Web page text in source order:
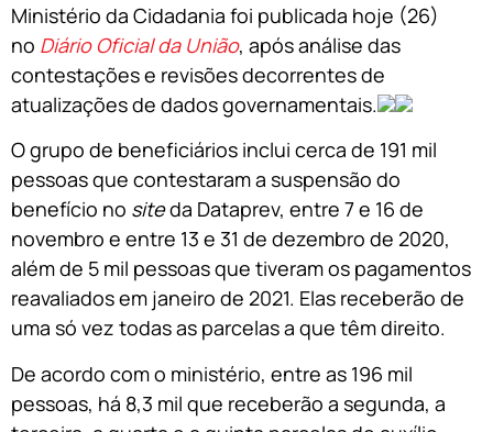
Ministério da Cidadania foi publicada hoje (26)
no Diário Oficial da União, após análise das
contestações e revisões decorrentes de
atualizações de dados governamentais.
O grupo de beneficiários inclui cerca de 191 mil
pessoas que contestaram a suspensão do
benefício no siteda Dataprev, entre 7 e 16 de
novembro e entre 13 e 31 de dezembro de 2020,
além de 5 mil pessoas que tiveram os pagamentos
reavaliados em janeiro de 2021. Elas receberão de
uma só vez todas as parcelas a que têm direito.
De acordo com o ministério, entre as 196 mil
pessoas, há 8,3 mil que receberão a segunda, a